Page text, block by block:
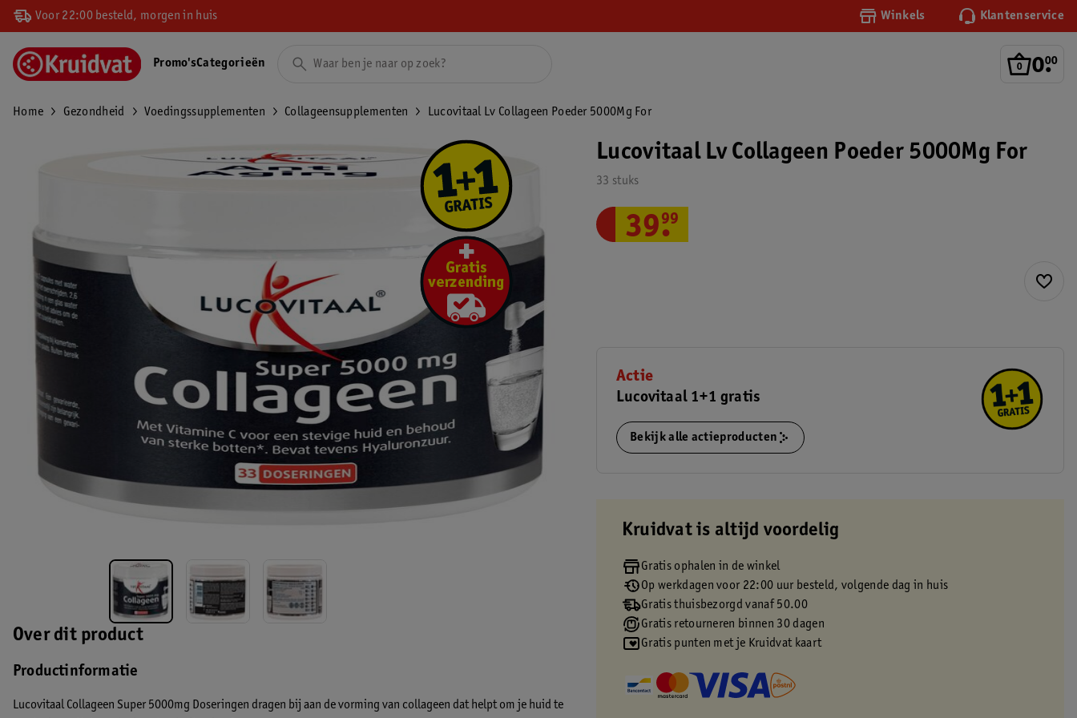
Voor 22:00 besteld, morgen in huis Winkels Klantenservice
0.
00
Promo'sCategorieën
Home Gezondheid Voedingssupplementen Collageensupplementen Lucovitaal Lv Collageen Poeder 5000Mg For
Over dit product
Productinformatie
Lucovitaal Collageen Super 5000mg Doseringen dragen bij aan de vorming van collageen dat helpt om je huid te
Lucovitaal Lv Collageen Poeder 5000Mg For
33 stuks
39.
99
Actie
Lucovitaal 1+1 gratis
Bekijk alle actieproducten
Kruidvat is altijd voordelig
Gratis ophalen in de winkel
Op werkdagen voor 22:00 uur besteld, volgende dag in huis
Gratis thuisbezorgd vanaf 50.00
Gratis retourneren binnen 30 dagen
Gratis punten met je Kruidvat kaart